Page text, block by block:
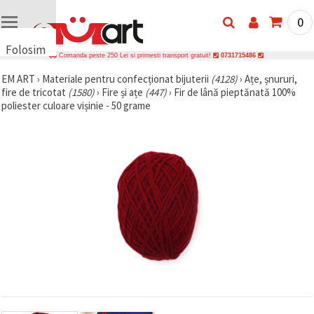
Folosim
uri
🍪 Folosim
cookie-uri
0
Comanda peste 250 Lei si primesti transport gratuit! 0731715486
EM ART › Materiale pentru confecționat bijuterii (4128)› Ațe, șnururi,
fire de tricotat (1580)› Fire și ațe (447)› Fir de lână pieptănată 100%
poliester culoare vișinie - 50 grame